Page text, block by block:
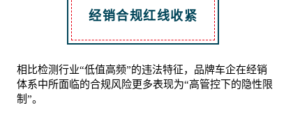
经销合规红线收紧
相比检测行业“低值高频”的违法特征，品牌车企在经销
体系中所面临的合规风险更多表现为“高管控下的隐性限
制”。